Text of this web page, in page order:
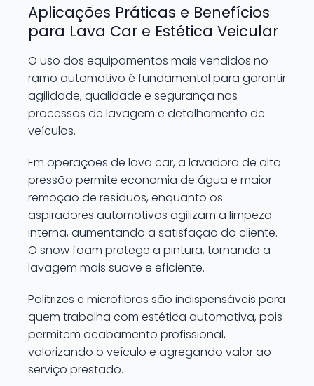
Aplicações Práticas e Benefícios
para Lava Car e Estética Veicular
O uso dos equipamentos mais vendidos no
ramo automotivo é fundamental para garantir
agilidade, qualidade e segurança nos
processos de lavagem e detalhamento de
veículos.
Em operações de lava car, a lavadora de alta
pressão permite economia de água e maior
remoção de resíduos, enquanto os
aspiradores automotivos agilizam a limpeza
interna, aumentando a satisfação do cliente.
O snow foam protege a pintura, tornando a
lavagem mais suave e eficiente.
Politrizes e microfibras são indispensáveis para
quem trabalha com estética automotiva, pois
permitem acabamento profissional,
valorizando o veículo e agregando valor ao
serviço prestado.